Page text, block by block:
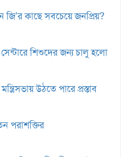
কাছে সবচেয়ে জনপ্রিয়?
শিশুদের জন্য চালু হলো
উঠতে পারে প্রস্তাব
পরাশক্তির